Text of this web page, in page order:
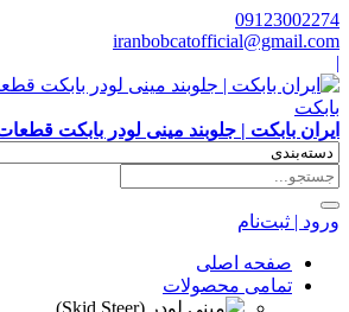
09123002274
iranbobcatofficial@gmail.com
|
ایران بابکت | جلوبند مینی لودر بابکت
ورود | ثبت‌نام
صفحه اصلی
تمامی محصولات